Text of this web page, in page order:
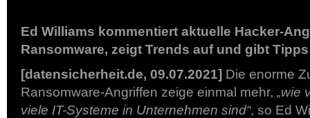
Ed Williams kommentiert aktuelle Hacker-
Ransomware, zeigt Trends auf und gibt Tipps
[datensicherheit.de, 09.07.2021] Die enorme
Ransomware-Angriffen zeige einmal mehr, „wie
viele IT-Systeme in Unternehmen sind“, so Ed